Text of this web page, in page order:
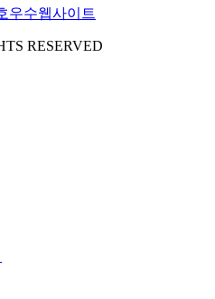
RESERVED